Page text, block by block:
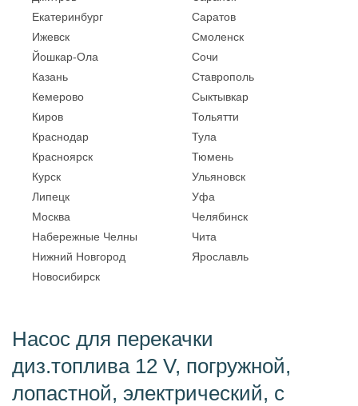
Екатеринбург
Ижевск
Йошкар-Ола
Казань
Кемерово
Киров
Краснодар
Красноярск
Курск
Липецк
Москва
Набережные Челны
Нижний Новгород
Новосибирск
Саратов
Смоленск
Сочи
Ставрополь
Сыктывкар
Тольятти
Тула
Тюмень
Ульяновск
Уфа
Челябинск
Чита
Ярославль
Насос для перекачки
диз.топлива 12 V, погружной,
лопастной, электрический, с